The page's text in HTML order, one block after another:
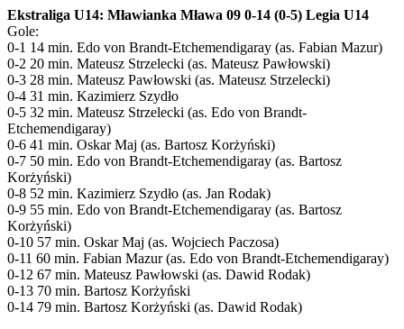
Ekstraliga U14: Mławianka Mława 09 0-14 (0-5) Legia U14
Gole:
0-1 14 min. Edo von Brandt-Etchemendigaray (as. Fabian Mazur)
0-2 20 min. Mateusz Strzelecki (as. Mateusz Pawłowski)
0-3 28 min. Mateusz Pawłowski (as. Mateusz Strzelecki)
0-4 31 min. Kazimierz Szydło
0-5 32 min. Mateusz Strzelecki (as. Edo von Brandt-
Etchemendigaray)
0-6 41 min. Oskar Maj (as. Bartosz Korżyński)
0-7 50 min. Edo von Brandt-Etchemendigaray (as. Bartosz
Korżyński)
0-8 52 min. Kazimierz Szydło (as. Jan Rodak)
0-9 55 min. Edo von Brandt-Etchemendigaray (as. Bartosz
Korżyński)
0-10 57 min. Oskar Maj (as. Wojciech Paczosa)
0-11 60 min. Fabian Mazur (as. Edo von Brandt-Etchemendigaray)
0-12 67 min. Mateusz Pawłowski (as. Dawid Rodak)
0-13 70 min. Bartosz Korżyński
0-14 79 min. Bartosz Korżyński (as. Dawid Rodak)